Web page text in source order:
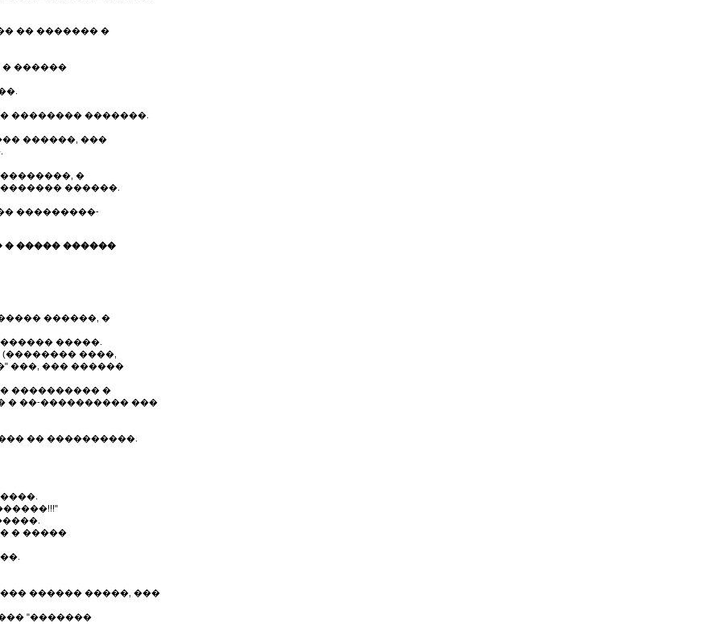
�� ������� �
� ������
�������� �������.
������, ���
�
������.
���������-
� ����� ������
������, �
�����.
����,
���, ��� ������
���������� �
� ��-���������� ���
�� ����������.
� �����
������ �����, ���
"�������